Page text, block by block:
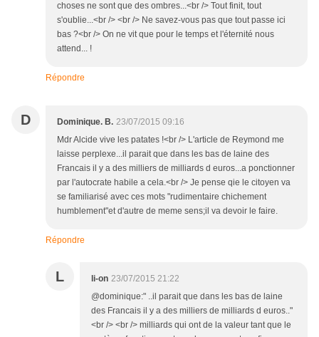
choses ne sont que des ombres...<br /> Tout finit, tout
s'oublie...<br /> <br /> Ne savez-vous pas que tout passe ici
bas ?<br /> On ne vit que pour le temps et l'éternité nous
attend... !
Répondre
D Dominique. B. 23/07/2015 09:16
Mdr Alcide vive les patates !<br /> L'article de Reymond me
laisse perplexe...il parait que dans les bas de laine des
Francais il y a des milliers de milliards d euros...a ponctionner
par l'autocrate habile a cela.<br /> Je pense qie le citoyen va
se familiarisé avec ces mots "rudimentaire chichement
humblement"et d'autre de meme sens;il va devoir le faire.
Répondre
L li-on 23/07/2015 21:22
@dominique:" ..il parait que dans les bas de laine
des Francais il y a des milliers de milliards d euros.."
<br /> <br /> milliards qui ont de la valeur tant que le